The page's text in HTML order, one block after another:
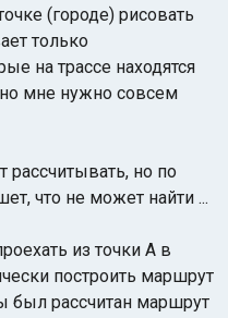
(городе) рисовать
только
на трассе находятся
мне нужно совсем
рассчитывать, но по
что не может найти ...
из точки А в
построить маршрут
был рассчитан маршрут